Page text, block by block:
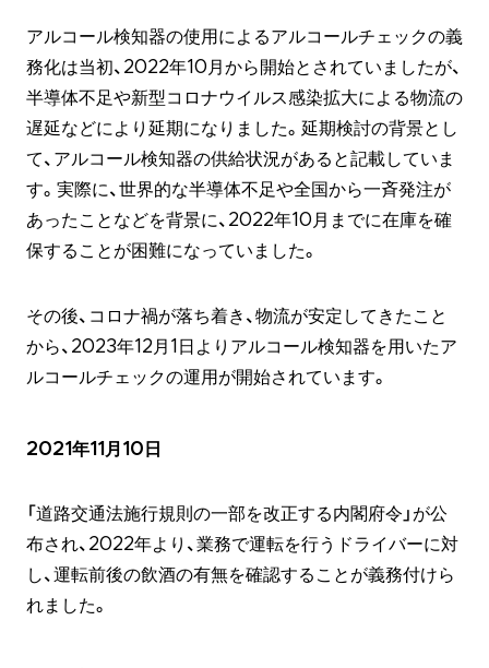
アルコール検知器の使用によるアルコールチェックの義
務化は当初、2022年10月から開始とされていましたが、
半導体不足や新型コロナウイルス感染拡大による物流の
遅延などにより延期になりました。延期検討の背景とし
て、アルコール検知器の供給状況があると記載していま
す。実際に、世界的な半導体不足や全国から一斉発注が
あったことなどを背景に、2022年10月までに在庫を確
保することが困難になっていました。
その後、コロナ禍が落ち着き、物流が安定してきたこと
から、2023年12月1日よりアルコール検知器を用いたア
ルコールチェックの運用が開始されています。
2021年11月10日
「道路交通法施行規則の一部を改正する内閣府令」が公
布され、2022年より、業務で運転を行うドライバーに対
し、運転前後の飲酒の有無を確認することが義務付けら
れました。